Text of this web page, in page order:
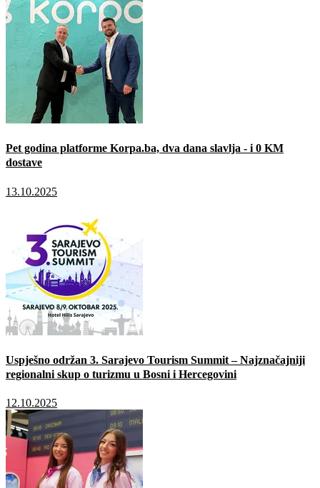
Pet godina platforme Korpa.ba, dva dana slavlja - i 0 KM
dostave
13.10.2025
Uspješno održan 3. Sarajevo Tourism Summit – Najznačajniji
regionalni skup o turizmu u Bosni i Hercegovini
12.10.2025